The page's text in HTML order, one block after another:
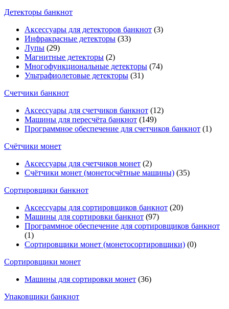
Детекторы банкнот
Аксессуары для детекторов банкнот (3)
Инфракрасные детекторы (33)
Лупы (29)
Магнитные детекторы (2)
Многофункциональные детекторы (74)
Ультрафиолетовые детекторы (31)
Счетчики банкнот
Аксессуары для счетчиков банкнот (12)
Машины для пересчёта банкнот (149)
Программное обеспечение для счетчиков банкнот (1)
Счётчики монет
Аксессуары для счетчиков монет (2)
Счётчики монет (монетосчётные машины) (35)
Cортировщики банкнот
Аксессуары для сортировщиков банкнот (20)
Машины для сортировки банкнот (97)
Программное обеспечение для сортировщиков банкнот
(1)
Сортировщики монет (монетосортировщики) (0)
Сортировщики монет
Машины для сортировки монет (36)
Упаковщики банкнот